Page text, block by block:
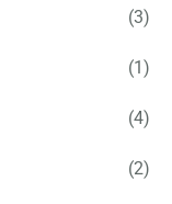
(3)
(1)
(4)
(2)